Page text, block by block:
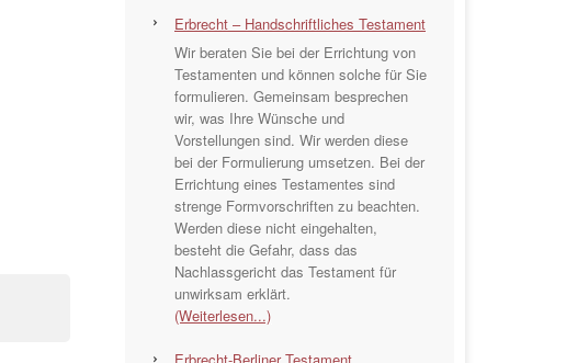
Erbrecht – Handschriftliches Testament
Wir beraten Sie bei der Errichtung von
Testamenten und können solche für Sie
formulieren. Gemeinsam besprechen
wir, was Ihre Wünsche und
Vorstellungen sind. Wir werden diese
bei der Formulierung umsetzen. Bei der
Errichtung eines Testamentes sind
strenge Formvorschriften zu beachten.
Werden diese nicht eingehalten,
besteht die Gefahr, dass das
Nachlassgericht das Testament für
unwirksam erklärt.
(Weiterlesen...)